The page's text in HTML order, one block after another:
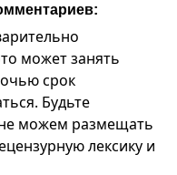
может занять
срок
Будьте
можем размещать
лексику и